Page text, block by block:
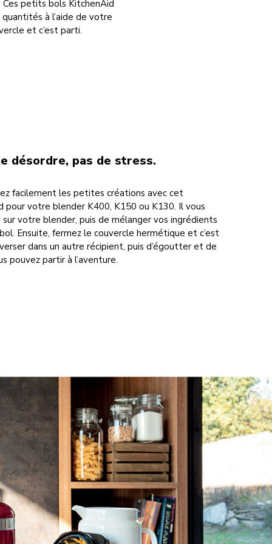
petits bols KitchenAid
à l’aide de votre
et c’est parti.
désordre, pas de stress.
facilement les petites créations avec cet
pour votre blender K400, K150 ou K130. Il vous
votre blender, puis de mélanger vos ingrédients
Ensuite, fermez le couvercle hermétique et c’est
dans un autre récipient, puis d’égoutter et de
pouvez partir à l’aventure.